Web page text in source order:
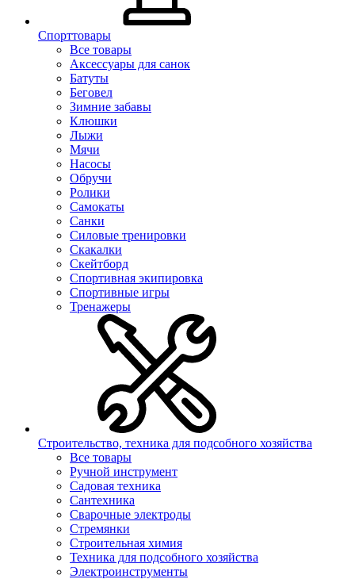
Спорттовары
Все товары
Аксессуары для санок
Батуты
Беговел
Зимние забавы
Клюшки
Лыжи
Мячи
Насосы
Обручи
Ролики
Самокаты
Санки
Силовые тренировки
Скакалки
Скейтборд
Спортивная экипировка
Спортивные игры
Тренажеры
Строительство, техника для подсобного хозяйства
Все товары
Ручной инструмент
Садовая техника
Сантехника
Сварочные электроды
Стремянки
Строительная химия
Техника для подсобного хозяйства
Электроинструменты